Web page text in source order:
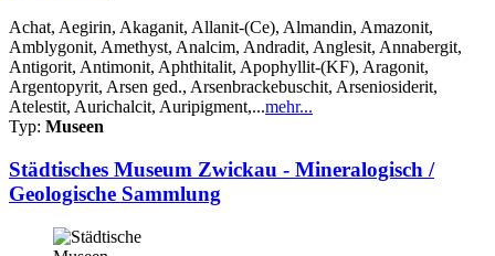
Achat, Aegirin, Akaganit, Allanit-(Ce), Almandin, Amazonit,
Amblygonit, Amethyst, Analcim, Andradit, Anglesit, Annabergit,
Antigorit, Antimonit, Aphthitalit, Apophyllit-(KF), Aragonit,
Argentopyrit, Arsen ged., Arsenbrackebuschit, Arseniosiderit,
Atelestit, Aurichalcit, Auripigment,...mehr...
Typ: Museen
Städtisches Museum Zwickau - Mineralogisch /
Geologische Sammlung